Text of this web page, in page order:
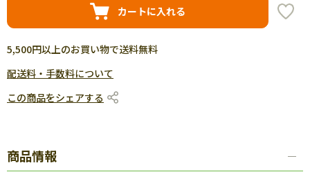
カートに入れる
5,500円以上のお買い物で送料無料
配送料・手数料について
この商品をシェアする
商品情報